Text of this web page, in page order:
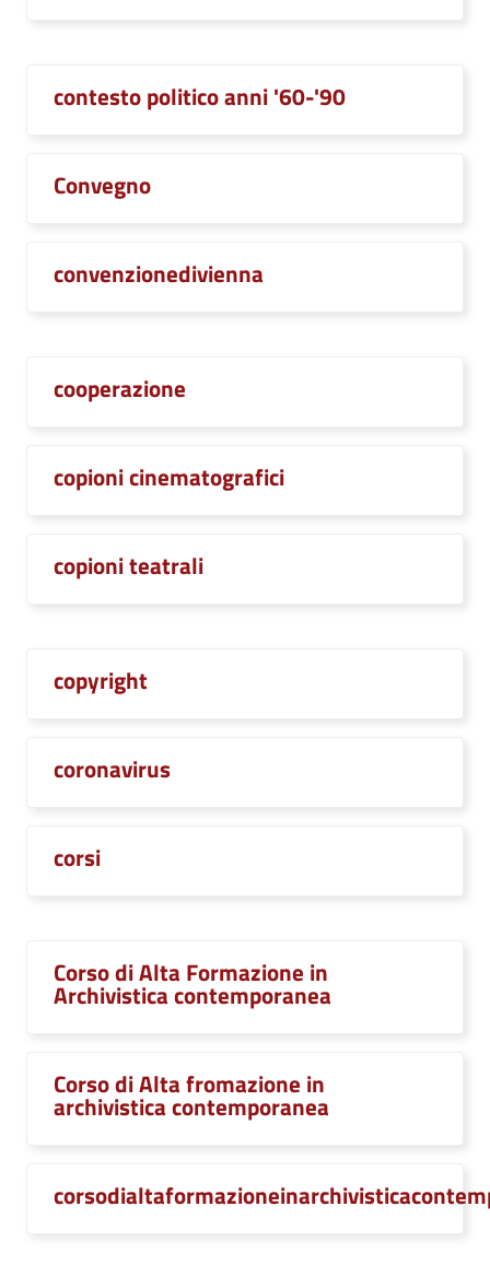
contesto politico anni '60-'90
Convegno
convenzionedivienna
cooperazione
copioni cinematografici
copioni teatrali
copyright
coronavirus
corsi
Corso di Alta Formazione in
Archivistica contemporanea
Corso di Alta fromazione in
archivistica contemporanea